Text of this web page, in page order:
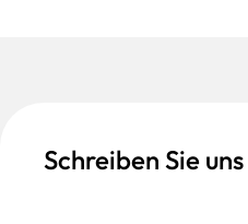
Schreiben Sie